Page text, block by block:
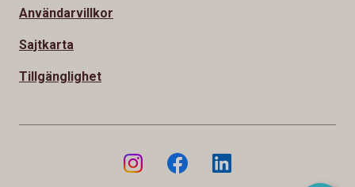
Användarvillkor
Sajtkarta
Tillgänglighet